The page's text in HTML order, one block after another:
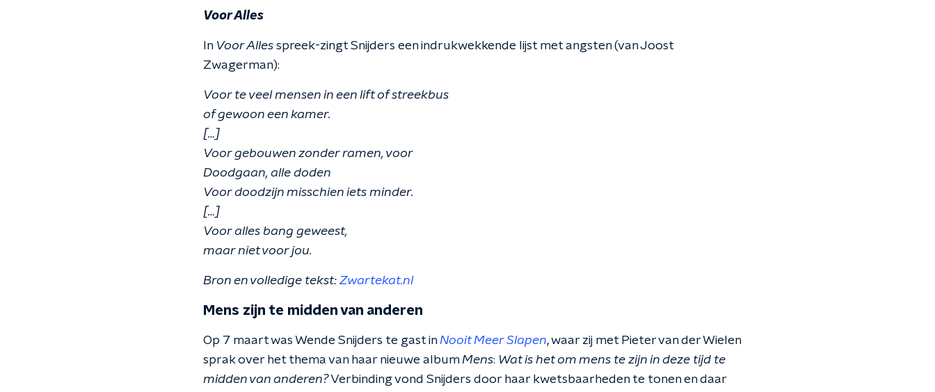
Voor Alles
In Voor Alles spreek-zingt Snijders een indrukwekkende lijst met angsten (van Joost
Zwagerman):
Voor te veel mensen in een lift of streekbus
of gewoon een kamer.
[…]
Voor gebouwen zonder ramen, voor
Doodgaan, alle doden
Voor doodzijn misschien iets minder.
[…]
Voor alles bang geweest,
maar niet voor jou.
Bron en volledige tekst: Zwartekat.nl
Mens zijn te midden van anderen
Op 7 maart was Wende Snijders te gast inNooit Meer Slapen, waar zij met Pieter van der Wielen
sprak over het thema van haar nieuwe albumMens: Wat is het om mens te zijn in deze tijd te
midden van anderen?Verbinding vond Snijders door haar kwetsbaarheden te tonen en daar